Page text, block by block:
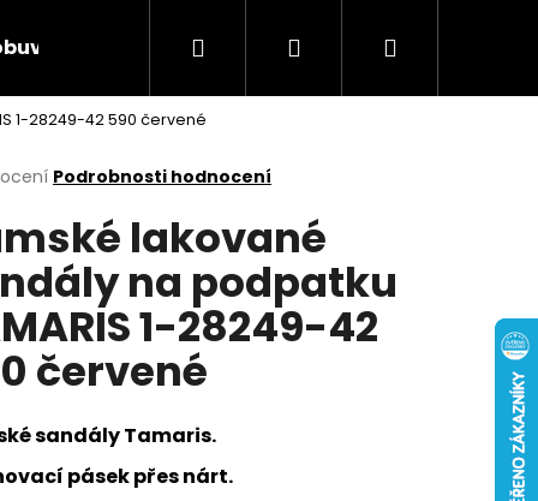
Rieker Výprodej AKCE týdne
Hledat PřihlášeníNákupní
1-28249-42 590 červené
Podrobnosti hodnocení
lakované
na podpatku
1-28249-42
červené
sandály Tamaris.
pásek přes nárt.